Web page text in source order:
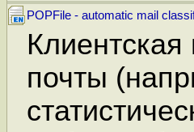
POPFile - automatic mail
почты